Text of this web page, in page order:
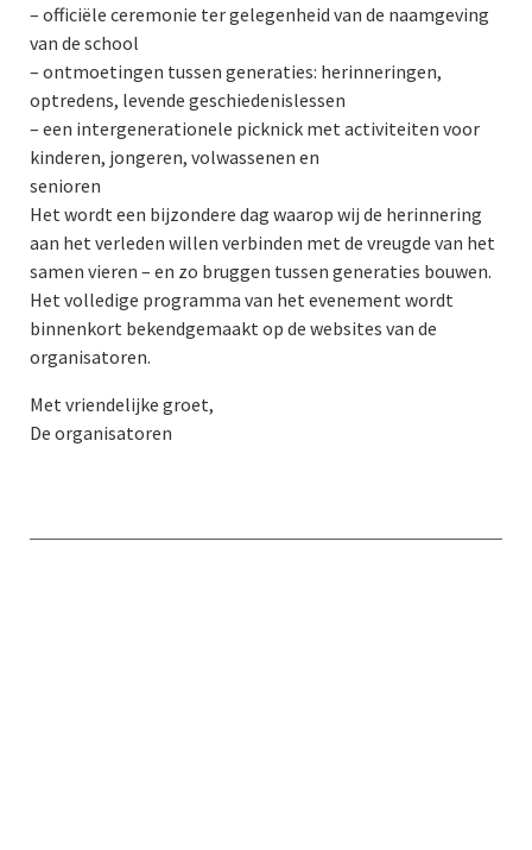
– officiële ceremonie ter gelegenheid van de naamgeving
van de school
– ontmoetingen tussen generaties: herinneringen,
optredens, levende geschiedenislessen
– een intergenerationele picknick met activiteiten voor
kinderen, jongeren, volwassenen en
senioren
Het wordt een bijzondere dag waarop wij de herinnering
aan het verleden willen verbinden met de vreugde van het
samen vieren – en zo bruggen tussen generaties bouwen.
Het volledige programma van het evenement wordt
binnenkort bekendgemaakt op de websites van de
organisatoren.
Met vriendelijke groet,
De organisatoren